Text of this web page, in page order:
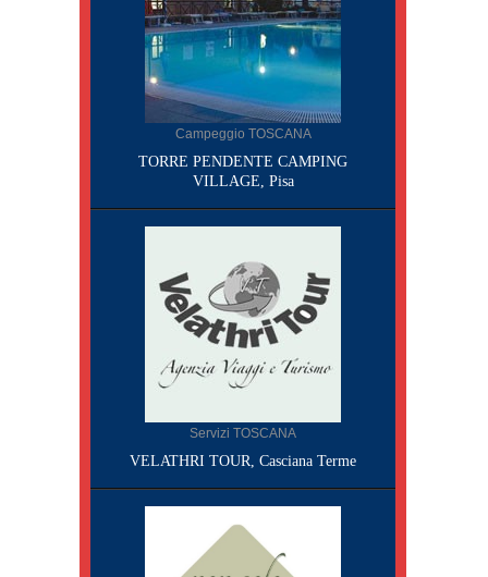
Campeggio TOSCANA
TORRE PENDENTE CAMPING
VILLAGE, Pisa
Servizi TOSCANA
VELATHRI TOUR, Casciana Terme